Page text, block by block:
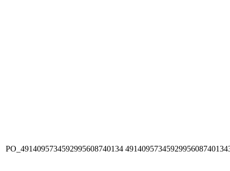
PO_4914095734592995608740134